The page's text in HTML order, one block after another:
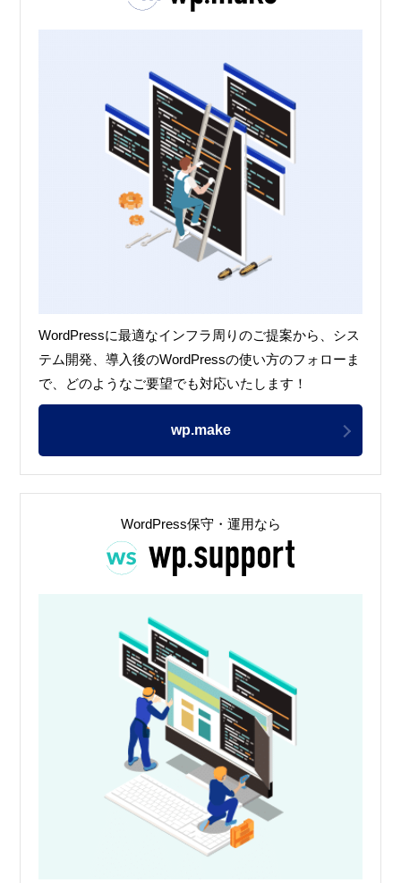
WordPressに最適なインフラ周りのご提案から、シス
テム開発、導入後のWordPressの使い方のフォローま
で、どのようなご要望でも対応いたします！
wp.make
WordPress保守・運用なら